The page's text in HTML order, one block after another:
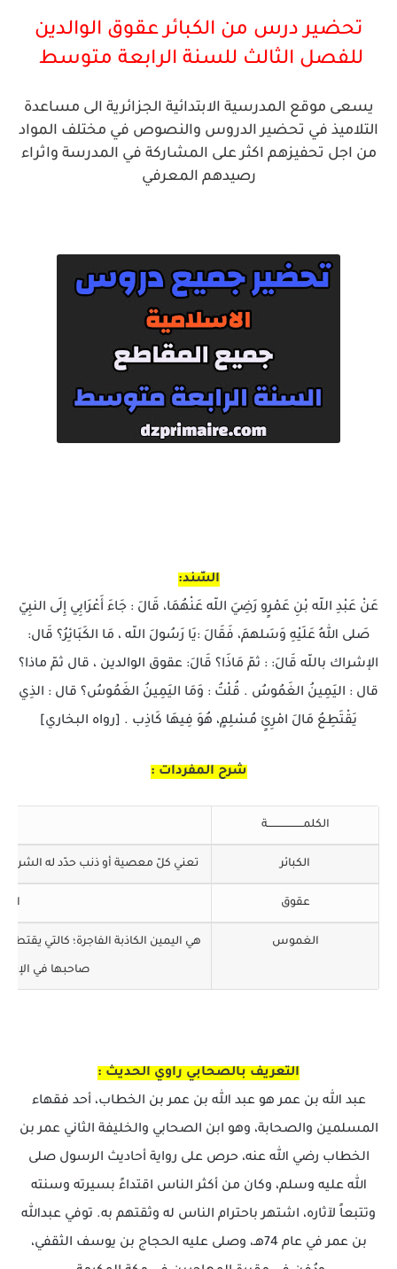
تحضير درس من الكبائر عقوق الوالدين
للفصل الثالث للسنة الرابعة متوسط
يسعى موقع المدرسية الابتدائية الجزائرية الى مساعدة
التلاميذ في تحضير الدروس والنصوص في مختلف المواد
من اجل تحفيزهم اكثر على المشاركة في المدرسة واثراء
رصيدهم المعرفي
السّند:
عَنْ عَبْدِ اللّه بْنِ عَمْرٍو رَضِيَ اللّه عَنْهُمَا، قَالَ : جَاءَ أَعْرَابِي إِلَى النبِيّ
صَلى اللهُ عَلَيْهِ وَسَلهمَ، فَقَالَ :يَا رَسُولَ اللّه ، مَا الكَبَائِرُ؟ قَال:
الإشراك باللّه قَالَ: : ثمّ مَاذَا؟ قَالَ: عقوق الوالدين ، قال ثمّ ماذا؟
قال : اليَمِينُ الغَمُوسُ . قُلْتُ : وَمَا اليَمِينُ الغَمُوسُ؟ قال : الذِي
يَقْتَطِعُ مَالَ امْرِئٍ مُسْلِمٍ، هُوَ فِيهَا كَاذِب . [رواه البخاري]
شرح المفردات :
الكلمــــــــــــــــــــة
الكبائر تعني كلّ معصية أو ذنب حدّد له الشرع
عقوق
الغموس هي اليمين الكاذبة الفاجرة؛ كالتي
صاحبها في الإثم،
التعريف بالصحابي راوي الحديث :
عبد الله بن عمر هو عبد الله بن عمر بن الخطاب، أحد فقهاء
المسلمين والصحابة، وهو ابن الصحابي والخليفة الثاني عمر بن
الخطاب رضي الله عنه، حرص على رواية أحاديث الرسول صلى
الله عليه وسلم، وكان من أكثر الناس اقتداءً بسيرته وسنته
وتتبعاً لآثاره، اشتهر باحترام الناس له وثقتهم به. توفي عبدالله
بن عمر في عام 74هـ، وصلى عليه الحجاج بن يوسف الثقفي،